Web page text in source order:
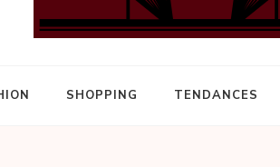
SHOPPING TENDANCES